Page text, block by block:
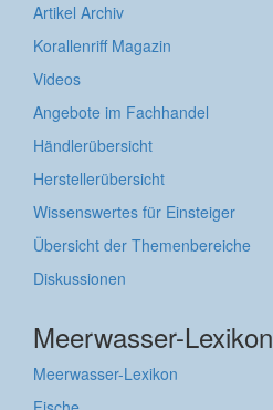
Artikel Archiv
Korallenriff Magazin
Videos
Angebote im Fachhandel
Händlerübersicht
Herstellerübersicht
Wissenswertes für Einsteiger
Übersicht der Themenbereiche
Diskussionen
Meerwasser-Lexikon
Meerwasser-Lexikon